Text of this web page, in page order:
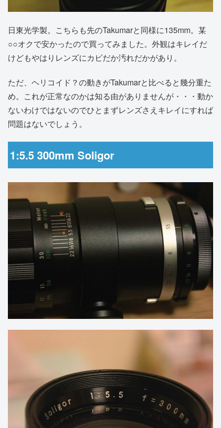
日東光学製。こちらも先のTakumarと同様に135mm。某
○○オクで安かったので買ってみました。外観はキレイだ
けどもやはりレンズにカビだか汚れだかがあり。
ただ、ヘリコイド？の動きがTakumarと比べると幾分重た
め。これが正常なのかは知る由がありませんが・・・動か
ないわけではないのでひとまずレンズさえキレイにすれば
問題はないでしょう。
1:5.5 300mm Soligor